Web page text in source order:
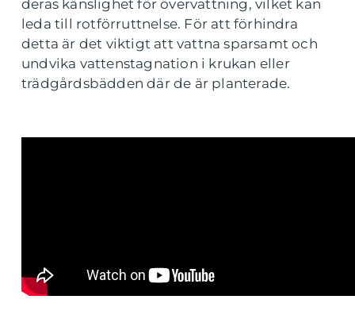
deras känslighet för övervattning, vilket kan
leda till rotförruttnelse. För att förhindra
detta är det viktigt att vattna sparsamt och
undvika vattenstagnation i krukan eller
trädgårdsbädden där de är planterade.